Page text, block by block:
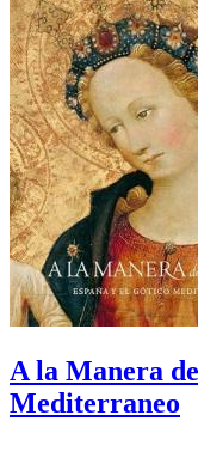
A la Manera
Mediterraneo